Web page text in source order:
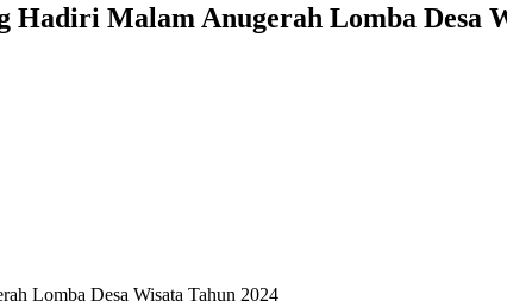
Hadiri Malam Anugerah Lomba Desa
Lomba Desa Wisata Tahun 2024